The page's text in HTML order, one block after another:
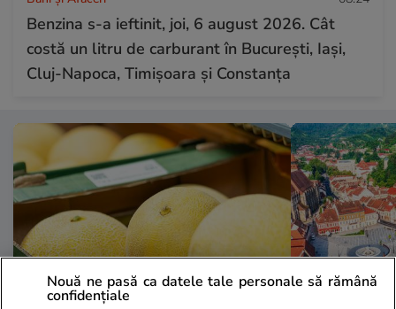
Benzina s-a ieftinit, joi, 6 august 2026. Cât
costă un litru de carburant în București, Iași,
Cluj-Napoca, Timișoara și Constanța
Nouă ne pasă ca datele tale personale să rămână
confidențiale